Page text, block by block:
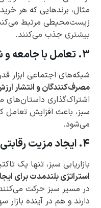
مثال، برندهایی که هر
زیست‌محیطی مرتبط
بیشتری جذب می‌کنند.
۳. تعامل با جامعه و شبکه‌های اجتماعی
شبکه‌های اجتماعی ابزار
مصرف‌کنندگان و انتشار
سبز، باعث افزایش تعامل
می‌شود.
۴. ایجاد مزیت رقابتی بلندمدت
بازاریابی سبز، تنها یک
استراتژی بلندمدت برای
در مسیر سبز حرکت
دارند و هم در آینده